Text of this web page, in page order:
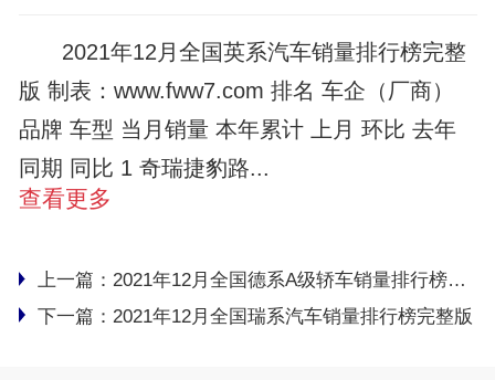
2021年12月全国英系汽车销量排行榜完整
版 制表：www.fww7.com 排名 车企（厂商）
品牌 车型 当月销量 本年累计 上月 环比 去年
同期 同比 1 奇瑞捷豹路...
查看更多
上一篇： 2021年12月全国德系A级轿车销量排行榜完整版
下一篇： 2021年12月全国瑞系汽车销量排行榜完整版